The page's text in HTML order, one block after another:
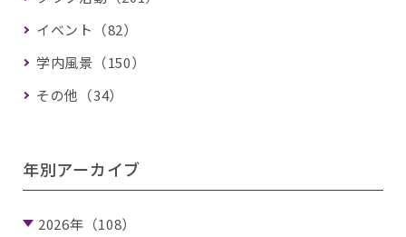
イベント（82）
学内風景（150）
その他（34）
年別アーカイブ
2026年（108）